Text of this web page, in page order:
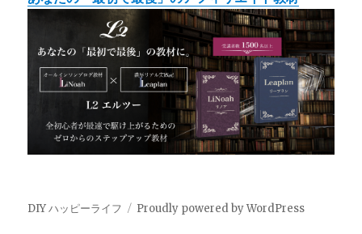
DIY ハッピーライフ Proudly powered by WordPress